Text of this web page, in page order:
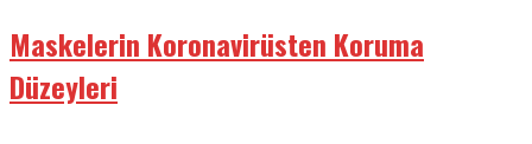
Maskelerin Koronavirüsten Koruma
Düzeyleri